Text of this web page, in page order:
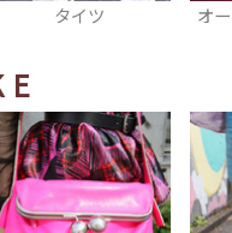
オーロラハートリュッ
ク